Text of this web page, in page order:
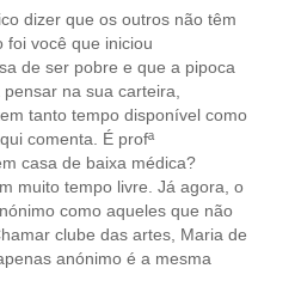
dizer que os outros não têm
foi você que iniciou
de ser pobre e que a pipoca
na sua carteira,
tanto tempo disponível como
comenta. É profª
casa de baixa médica?
muito tempo livre. Já agora, o
como aqueles que não
clube das artes, Maria de
anónimo é a mesma